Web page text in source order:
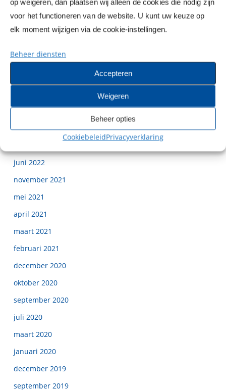
op weigeren, dan plaatsen wij alleen de cookies die nodig zijn
voor het functioneren van de website. U kunt uw keuze op
elk moment wijzigen via de cookie-instellingen.
Beheer diensten
Accepteren
Weigeren
Beheer opties
CookiebeleidPrivacyverklaring
april 2024
maart 2024
september 2023
januari 2023
november 2022
juni 2022
november 2021
mei 2021
april 2021
maart 2021
februari 2021
december 2020
oktober 2020
september 2020
juli 2020
maart 2020
januari 2020
december 2019
september 2019